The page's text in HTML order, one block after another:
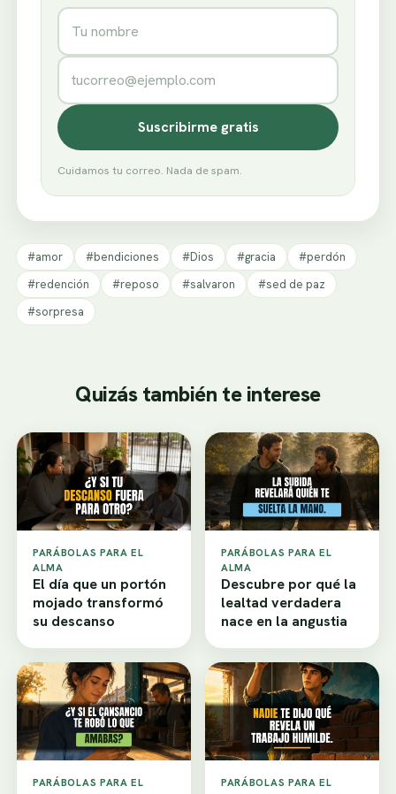
Nombre
Correo electrónico
Suscribirme gratis
Cuidamos tu correo. Nada de spam.
#amor #bendiciones #Dios #gracia
#perdón
#redención
#reposo #salvaron
#sed de paz
#sorpresa
Quizás también te interese
PARÁBOLAS PARA EL
ALMA
El día que un portón
mojado transformó
su descanso
PARÁBOLAS PARA EL
ALMA
Descubre por qué la
lealtad verdadera
nace en la angustia
PARÁBOLAS PARA EL
PARÁBOLAS PARA EL